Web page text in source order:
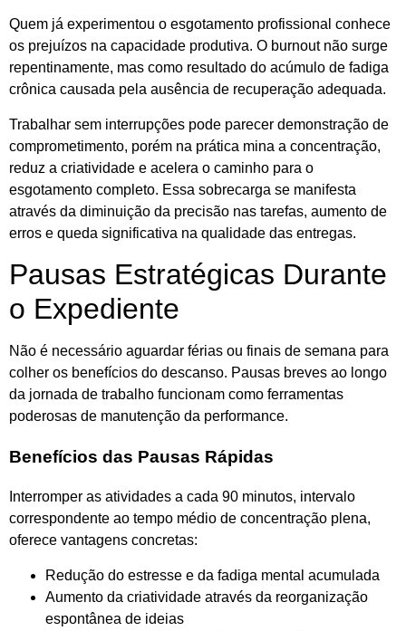
Quem já experimentou o esgotamento profissional conhece
os prejuízos na capacidade produtiva. O burnout não surge
repentinamente, mas como resultado do acúmulo de fadiga
crônica causada pela ausência de recuperação adequada.
Trabalhar sem interrupções pode parecer demonstração de
comprometimento, porém na prática mina a concentração,
reduz a criatividade e acelera o caminho para o
esgotamento completo. Essa sobrecarga se manifesta
através da diminuição da precisão nas tarefas, aumento de
erros e queda significativa na qualidade das entregas.
Pausas Estratégicas Durante
o Expediente
Não é necessário aguardar férias ou finais de semana para
colher os benefícios do descanso. Pausas breves ao longo
da jornada de trabalho funcionam como ferramentas
poderosas de manutenção da performance.
Benefícios das Pausas Rápidas
Interromper as atividades a cada 90 minutos, intervalo
correspondente ao tempo médio de concentração plena,
oferece vantagens concretas:
Redução do estresse e da fadiga mental acumulada
Aumento da criatividade através da reorganização
espontânea de ideias